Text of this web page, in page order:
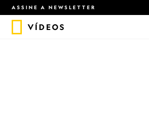
ASSINE A NEWSLETTER
VÍDEOS